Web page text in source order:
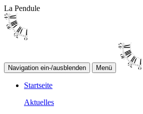
La Pendule
Navigation ein-/ausblenden Menü
Startseite
Aktuelles